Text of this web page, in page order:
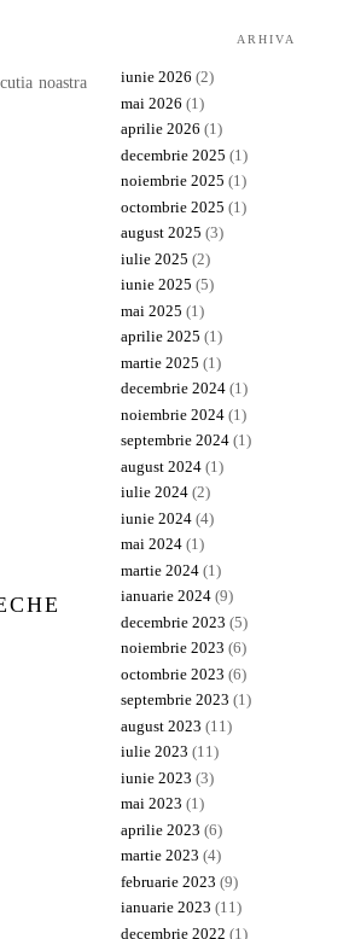
noastra
ARHIVA
iunie 2026 (2)
mai 2026 (1)
aprilie 2026 (1)
decembrie 2025 (1)
noiembrie 2025 (1)
octombrie 2025 (1)
august 2025 (3)
iulie 2025 (2)
iunie 2025 (5)
mai 2025 (1)
aprilie 2025 (1)
martie 2025 (1)
decembrie 2024 (1)
noiembrie 2024 (1)
septembrie 2024 (1)
august 2024 (1)
iulie 2024 (2)
iunie 2024 (4)
mai 2024 (1)
martie 2024 (1)
ianuarie 2024 (9)
decembrie 2023 (5)
noiembrie 2023 (6)
octombrie 2023 (6)
septembrie 2023 (1)
august 2023 (11)
iulie 2023 (11)
iunie 2023 (3)
mai 2023 (1)
aprilie 2023 (6)
martie 2023 (4)
februarie 2023 (9)
ianuarie 2023 (11)
decembrie 2022 (1)